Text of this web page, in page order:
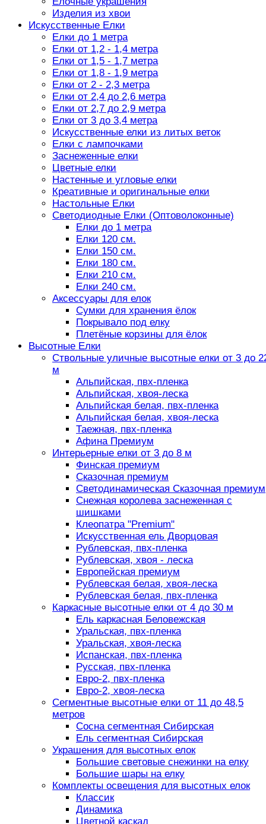
Изделия из хвои
Искусственные Елки
Елки до 1 метра
Елки от 1,2 - 1,4 метра
Елки от 1,5 - 1,7 метра
Елки от 1,8 - 1,9 метра
Елки от 2 - 2,3 метра
Елки от 2,4 до 2,6 метра
Елки от 2,7 до 2,9 метра
Елки от 3 до 3,4 метра
Искусственные елки из литых веток
Елки с лампочками
Заснеженные елки
Цветные елки
Настенные и угловые елки
Креативные и оригинальные елки
Настольные Елки
Светодиодные Елки (Оптоволоконные)
Елки до 1 метра
Елки 120 см.
Елки 150 см.
Елки 180 см.
Елки 210 см.
Елки 240 см.
Аксессуары для елок
Сумки для хранения ёлок
Покрывало под елку
Плетёные корзины для ёлок
Высотные Елки
Ствольные уличные высотные елки от 3 до
м
Альпийская, пвх-пленка
Альпийская, хвоя-леска
Альпийская белая, пвх-пленка
Альпийская белая, хвоя-леска
Таежная, пвх-пленка
Афина Премиум
Интерьерные елки от 3 до 8 м
Финская премиум
Сказочная премиум
Светодинамическая Сказочная премиум
Снежная королева заснеженная с
шишками
Клеопатра "Premium"
Искусственная ель Дворцовая
Рублевская, пвх-пленка
Рублевская, хвоя - леска
Европейская премиум
Рублевская белая, хвоя-леска
Рублевская белая, пвх-пленка
Каркасные высотные елки от 4 до 30 м
Ель каркасная Беловежская
Уральская, пвх-пленка
Уральская, хвоя-леска
Испанская, пвх-пленка
Русская, пвх-пленка
Евро-2, пвх-пленка
Евро-2, хвоя-леска
Сегментные высотные елки от 11 до 48,5
метров
Сосна сегментная Сибирская
Ель сегментная Сибирская
Украшения для высотных елок
Большие световые снежинки на елку
Большие шары на елку
Комплекты освещения для высотных елок
Классик
Динамика
Цветной каскад